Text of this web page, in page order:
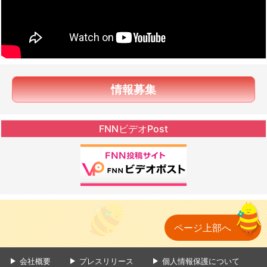
情報募集
FNNビデオPost
ページ上部へ
会社概要 プレスリリース 個人情報保護について